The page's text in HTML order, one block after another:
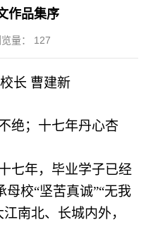
作品集序
量： 127
长 曹建新
绝；十七年丹心杏
七年， 毕业学子已经
校“坚苦真诚”“无我
江南北、 长城内外，